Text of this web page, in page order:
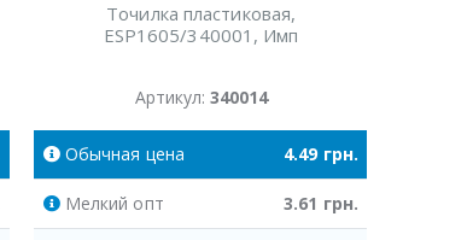
Точилка пластиковая,
ESP1605/340001, Имп
Артикул: 340014
Обычная цена 4.49грн.
Мелкий опт 3.61 грн.